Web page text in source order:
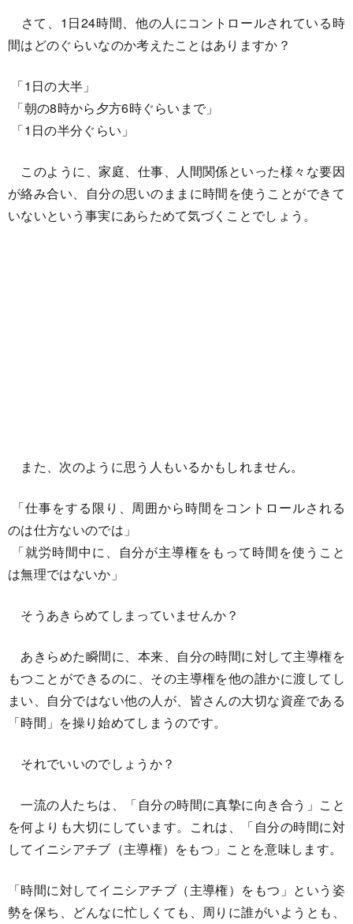
さて、1日24時間、他の人にコントロールされている時
間はどのぐらいなのか考えたことはありますか？
「1日の大半」
「朝の8時から夕方6時ぐらいまで」
「1日の半分ぐらい」
このように、家庭、仕事、人間関係といった様々な要因
が絡み合い、自分の思いのままに時間を使うことができて
いないという事実にあらためて気づくことでしょう。
また、次のように思う人もいるかもしれません。
「仕事をする限り、周囲から時間をコントロールされる
のは仕方ないのでは」
「就労時間中に、自分が主導権をもって時間を使うこと
は無理ではないか」
そうあきらめてしまっていませんか？
あきらめた瞬間に、本来、自分の時間に対して主導権を
もつことができるのに、その主導権を他の誰かに渡してし
まい、自分ではない他の人が、皆さんの大切な資産である
「時間」を操り始めてしまうのです。
それでいいのでしょうか？
一流の人たちは、「自分の時間に真摯に向き合う」こと
を何よりも大切にしています。これは、「自分の時間に対
してイニシアチブ（主導権）をもつ」ことを意味します。
「時間に対してイニシアチブ（主導権）をもつ」という姿
勢を保ち、どんなに忙しくても、周りに誰がいようとも、